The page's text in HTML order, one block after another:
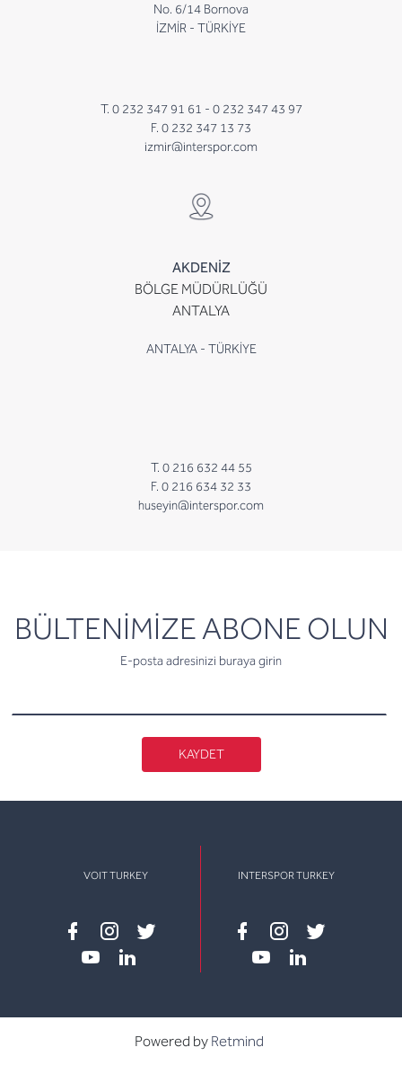
No. 6/14 Bornova
İZMİR - TÜRKİYE
T. 0 232 347 91 61 - 0 232 347 43 97
F. 0 232 347 13 73
izmir@interspor.com
AKDENİZ
BÖLGE MÜDÜRLÜĞÜ
ANTALYA
ANTALYA - TÜRKİYE
T. 0 216 632 44 55
F. 0 216 634 32 33
huseyin@interspor.com
BÜLTENİMİZE ABONE OLUN
E-posta adresinizi buraya girin
newsletter
KAYDET
VOIT TURKEY
Facebook
instagram
twitter
INTERSPOR TURKEY
Facebook
instagram
twitter
Powered by Retmind